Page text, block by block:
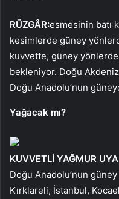
RÜZGÂR:esmesinin batı
kesimlerde güney
kuvvette, güney
bekleniyor. Doğu
Doğu Anadolu’nun
Yağacak mı?
KUVVETLİ YAĞMUR
Doğu Anadolu’nun
Kırklareli, İstanbul,